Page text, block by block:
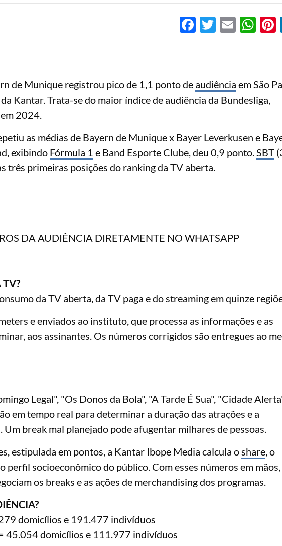
Facebook
Twitter
Email
de Munique registrou pico de 1,1 ponto de audiência em São
Kantar. Trata-se do maior índice de audiência da Bundesliga,
2024.
as médias de Bayern de Munique x Bayer Leverkusen e
exibindo Fórmula 1 e Band Esporte Clube, deu 0,9 ponto. SBT
três primeiras posições do ranking da TV aberta.
DA AUDIÊNCIA DIRETAMENTE NO WHATSAPP
da TV aberta, da TV paga e do streaming em quinze
e enviados ao instituto, que processa as informações e as
aos assinantes. Os números corrigidos são entregues ao
Legal", "Os Donos da Bola", "A Tarde É Sua", "Cidade
em tempo real para determinar a duração das atrações e a
break mal planejado pode afugentar milhares de pessoas.
estipulada em pontos, a Kantar Ibope Media calcula o share, o
perfil socioeconômico do público. Com esses números em mãos,
os breaks e as ações de merchandising dos programas.
domicílios e 191.477 indivíduos
45.054 domicílios e 111.977 indivíduos